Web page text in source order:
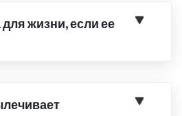
жизни, если ее